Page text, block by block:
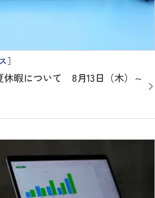
］
休暇について 8月13日（木）～